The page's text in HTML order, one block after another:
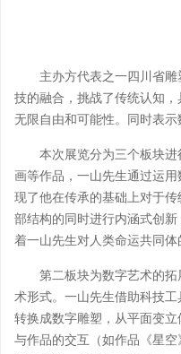
主办方代表之一四川省
技的融合，挑战了传统认知
无限自由和可能性。同时表
本次展览分为三个板块
画等作品，一山先生通过运
现了他在传承的基础上对于
部结构的同时进行内涵式创
着一山先生对人类命运共同体
第二板块为数字艺术的
术形式。一山先生借助科技
转换成数字雕塑，从平面变
与作品的交互（如作品《星